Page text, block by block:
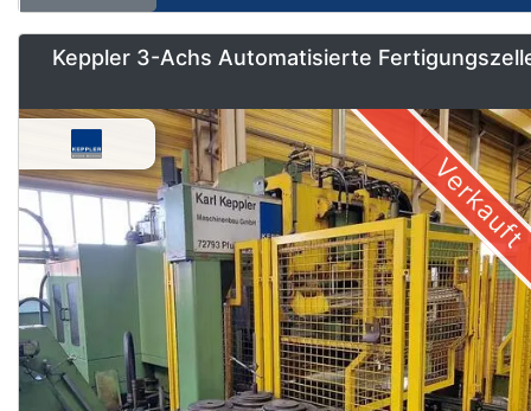
Keppler 3-Achs Automatisierte
Verkauft